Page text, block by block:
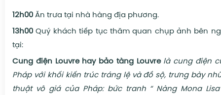
12h00 Ăn trưa tại nhà hàng địa phương.
13h00 Quý khách tiếp tục thăm quan chụp ảnh bên
tại:
Cung điện Louvre hay bảo tàng Louvre là cung điện
Pháp với khối kiến trúc tráng lệ và đồ sộ, trưng bày
thuật vô giá của Pháp: bức tranh “ Nàng Mona